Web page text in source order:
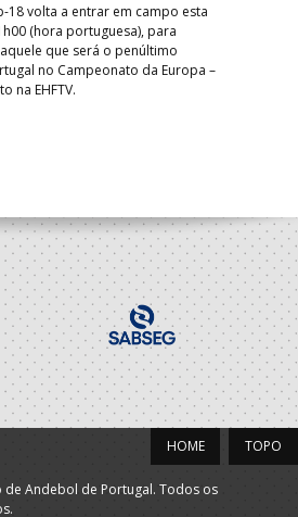
18 volta a entrar em campo esta
(hora portuguesa), para
que será o penúltimo
no Campeonato da Europa –
na EHFTV.
TOPO
HOME
de Andebol de Portugal. Todos os